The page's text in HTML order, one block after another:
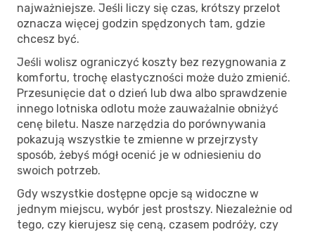
najważniejsze. Jeśli liczy się czas, krótszy przelot
oznacza więcej godzin spędzonych tam, gdzie
chcesz być.
Jeśli wolisz ograniczyć koszty bez rezygnowania z
komfortu, trochę elastyczności może dużo zmienić.
Przesunięcie dat o dzień lub dwa albo sprawdzenie
innego lotniska odlotu może zauważalnie obniżyć
cenę biletu. Nasze narzędzia do porównywania
pokazują wszystkie te zmienne w przejrzysty
sposób, żebyś mógł ocenić je w odniesieniu do
swoich potrzeb.
Gdy wszystkie dostępne opcje są widoczne w
jednym miejscu, wybór jest prostszy. Niezależnie od
tego, czy kierujesz się ceną, czasem podróży, czy